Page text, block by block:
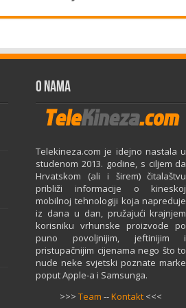
O Nama
Telekineza.com je idejno nastala u
studenom 2013. godine, s ciljem da
Hrvatskom (ali i širem) čitalaštvu
približi informacije o kineskoj
mobilnoj tehnologiji koja napreduje
iz dana u dan, pružajući krajnjem
korisniku vrhunske proizvode po
puno povoljnijim, jeftinijim i
pristupačnijim cijenama nego što to
nude neke svjetski poznate marke
poput Apple-a i Samsunga.
>>>Team --Kontakt <<<